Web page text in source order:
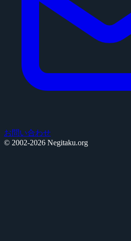
お問い合わせ
© 2002-2026 Negitaku.org